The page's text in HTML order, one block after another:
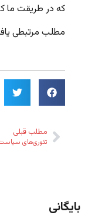
که در طریقت ما
مطلب مرتبطی
مطلب قبلی
بایگانی